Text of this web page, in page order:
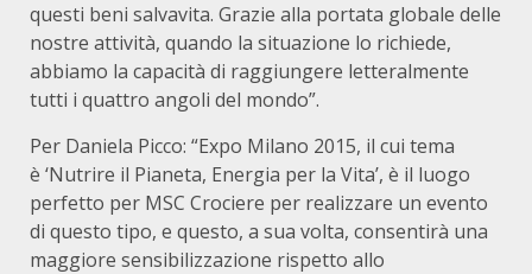
questi beni salvavita. Grazie alla portata globale delle
nostre attività, quando la situazione lo richiede,
abbiamo la capacità di raggiungere letteralmente
tutti i quattro angoli del mondo”.
Per Daniela Picco: “Expo Milano 2015, il cui tema
è ‘Nutrire il Pianeta, Energia per la Vita’, è il luogo
perfetto per MSC Crociere per realizzare un evento
di questo tipo, e questo, a sua volta, consentirà una
maggiore sensibilizzazione rispetto allo